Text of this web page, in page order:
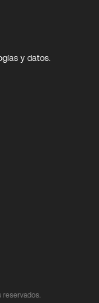
y datos.
reservados.